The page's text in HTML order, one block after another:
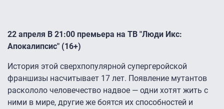
22 апреля В 21:00 премьера на ТВ "Люди Икс:
Апокалипсис" (16+)
История этой сверхпопулярной супергеройской
франшизы насчитывает 17 лет. Появление мутантов
раскололо человечество надвое — одни хотят жить с
ними в мире, другие же боятся их способностей и